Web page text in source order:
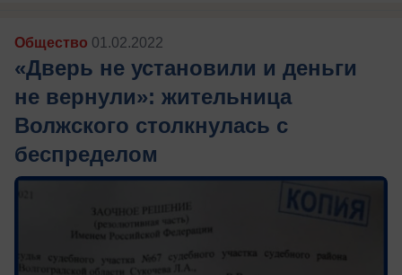
Общество 01.02.2022
«Дверь не установили и деньги
не вернули»: жительница
Волжского столкнулась с
беспределом